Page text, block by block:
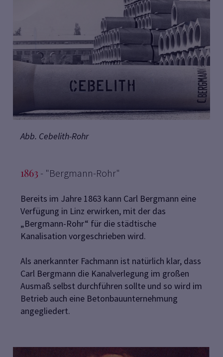
Abb. Cebelith-Rohr
1863 - "Bergmann-Rohr"
Bereits im Jahre 1863 kann Carl Bergmann eine
Verfügung in Linz erwirken, mit der das
„Bergmann-Rohr“ für die städtische
Kanalisation vorgeschrieben wird.
Als anerkannter Fachmann ist natürlich klar, dass
Carl Bergmann die Kanalverlegung im großen
Ausmaß selbst durchführen sollte und so wird im
Betrieb auch eine Betonbauunternehmung
angegliedert.